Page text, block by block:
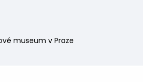
museum v Praze